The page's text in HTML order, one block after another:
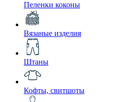
Пеленки коконы
Вязаные изделия
Штаны
Кофты, свитшоты